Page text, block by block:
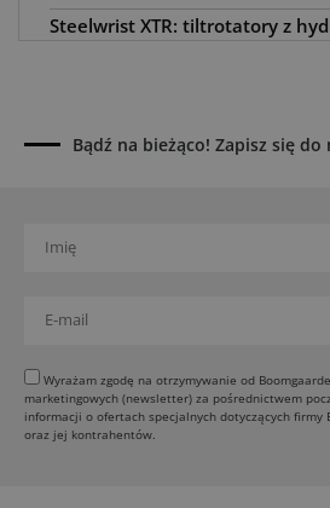
Steelwrist XTR: tiltrotatory z
03.08.2026
Dynapac NEXUS: cyfrowa
01.08.2026
Jeden walec, trzy tryby
177 BVO-5 PL
31.07.2026
SCHWING DynaRig ułatwia
Bądź na bieżąco! Zapisz się
Wyrażam zgodę na otrzymywanie od
marketingowych (newsletter) za pośrednictwem poczty elektronicznej w tym
informacji o ofertach specjalnych dotyczących firmy
oraz jej kontrahentów.